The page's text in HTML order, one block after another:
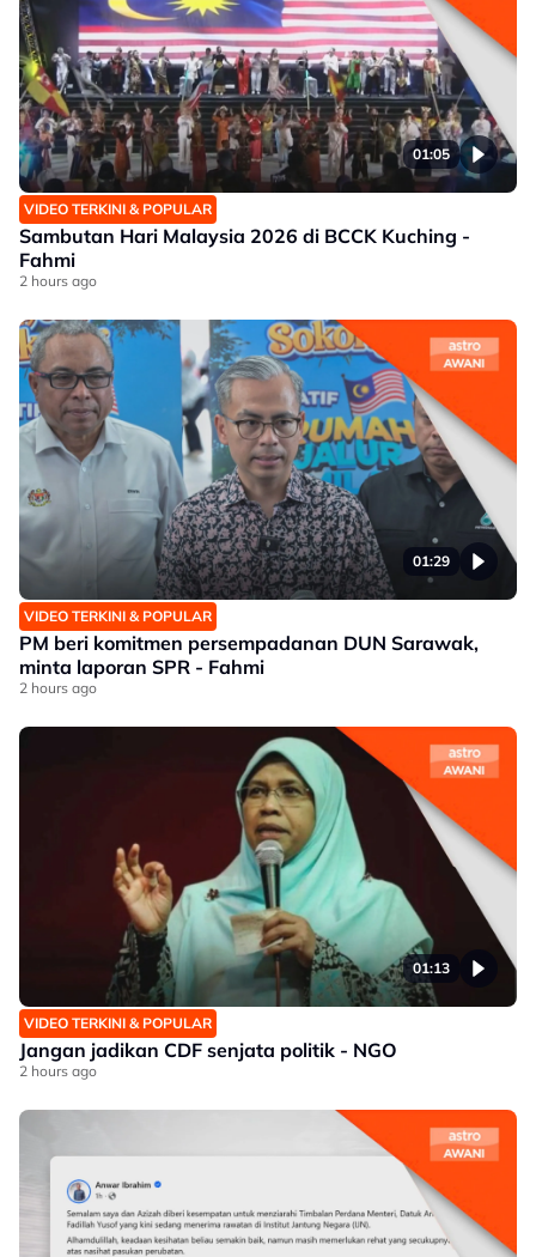
01:05
VIDEO TERKINI & POPULAR
Sambutan Hari Malaysia 2026 di BCCK Kuching -
Fahmi
2 hours ago
01:29
VIDEO TERKINI & POPULAR
PM beri komitmen persempadanan DUN Sarawak,
minta laporan SPR - Fahmi
2 hours ago
01:13
VIDEO TERKINI & POPULAR
Jangan jadikan CDF senjata politik - NGO
2 hours ago